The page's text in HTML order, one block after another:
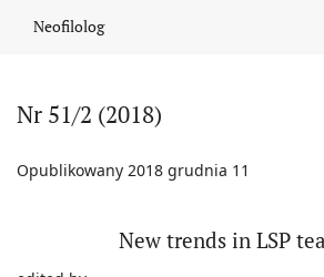
Neofilolog
Nr 51/2 (2018)
Opublikowany 2018 grudnia 11
New trends in LSP